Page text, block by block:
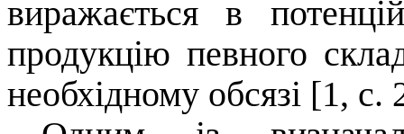
виражається в
продукцію певного
необхідному обсязі [1, с.